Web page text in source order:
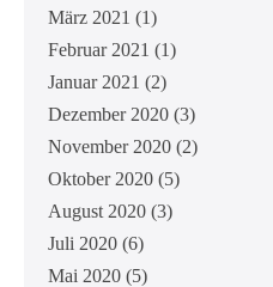
März 2021 (1)
Februar 2021 (1)
Januar 2021 (2)
Dezember 2020 (3)
November 2020 (2)
Oktober 2020 (5)
August 2020 (3)
Juli 2020 (6)
Mai 2020 (5)